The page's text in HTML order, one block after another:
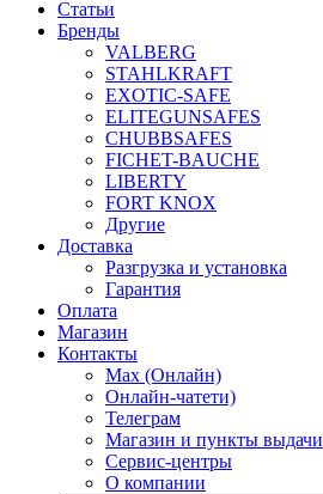
Статьи
Бренды
VALBERG
STAHLKRAFT
EXOTIC-SAFE
ELITEGUNSAFES
CHUBBSAFES
FICHET-BAUCHE
LIBERTY
FORT KNOX
Другие
Доставка
Разгрузка и установка
Гарантия
Оплата
Магазин
Контакты
Max (Онлайн)
Онлайн-чатети)
Телеграм
Магазин и пункты выдачи
Сервис-центры
О компании